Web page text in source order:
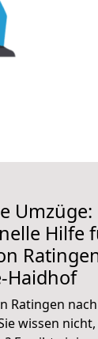
Umzüge:
Hilfe
Haidhof
Ratingen
wissen